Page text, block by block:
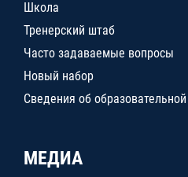
Школа
Тренерский штаб
Часто задаваемые вопросы
Новый набор
Сведения об
МЕДИА